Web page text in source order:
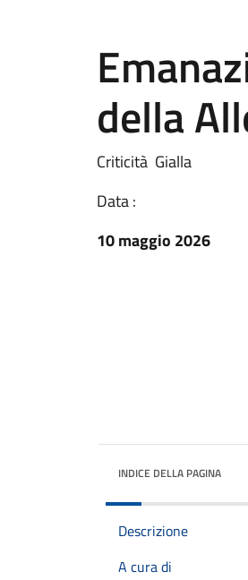
della
Criticità Gialla
Data :
10 maggio 2026
INDICE DELLA PAGINA
Descrizione
A cura di